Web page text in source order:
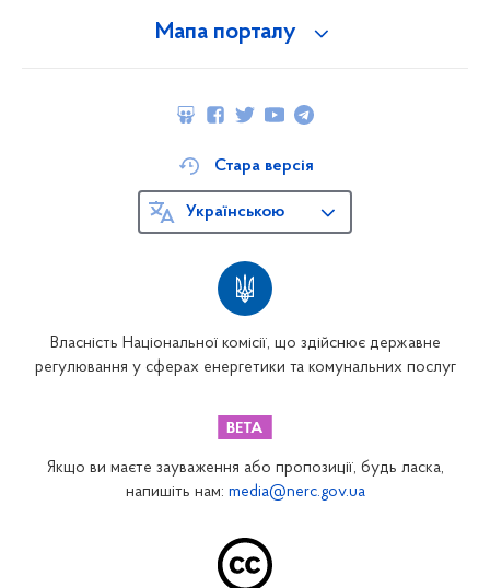
Мапа порталу
Власність Національної комісії, що здійснює державне
регулювання у сферах енергетики та комунальних послуг
Стара версія
Українською
Якщо ви маєте зауваження або пропозиції, будь ласка,
напишіть нам: media@nerc.gov.ua